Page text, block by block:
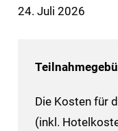
24. Juli 2026
Die Kosten für
(inkl.